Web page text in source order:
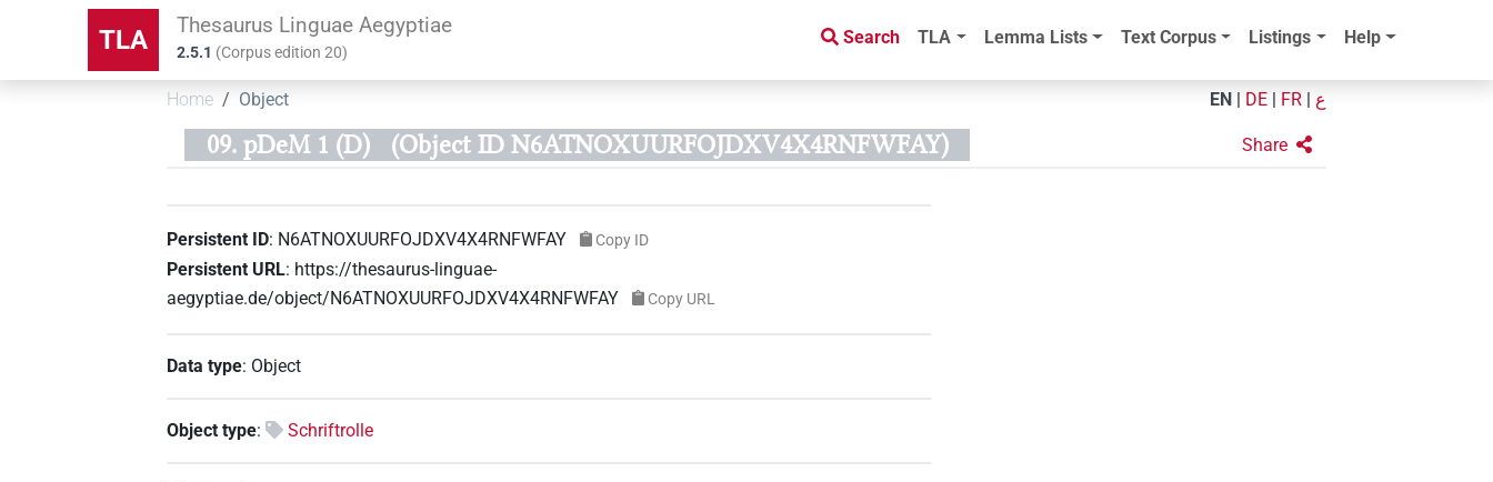
TLA Thesaurus Linguae Aegyptiae
2.5.1 (Corpus edition20)
Search TLA Lemma Lists Text Corpus Listings Help
Home Object EN DE FR ع
09. pDeM 1 (D) (Object ID N6ATNOXUURFOJDXV4X4RNFWFAY) Share
Persistent ID: N6ATNOXUURFOJDXV4X4RNFWFAY Copy ID
Persistent URL: https://thesaurus-linguae-
aegyptiae.de/object/N6ATNOXUURFOJDXV4X4RNFWFAY
Copy URL
Data type: Object
Object type: Schriftrolle